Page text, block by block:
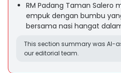
RM Padang Taman Salero
empuk dengan bumbu
bersama nasi hangat
This section summary was AI-
our editorial team.